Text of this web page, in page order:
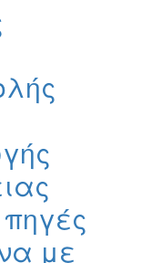
με